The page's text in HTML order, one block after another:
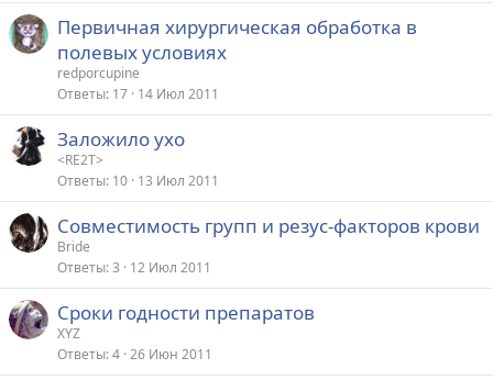
Первичная хирургическая обработка в
полевых условиях
redporcupine
Ответы 17 14 Июл 2011
Заложило ухо
<RE2T>
Ответы 10 13 Июл 2011
Совместимость групп и резус-факторов крови
Bride
Ответы 3 12 Июл 2011
Сроки годности препаратов
XYZ
Ответы 4 26 Июн 2011